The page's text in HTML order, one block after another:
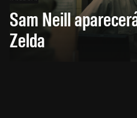
Sam Neill
Zelda